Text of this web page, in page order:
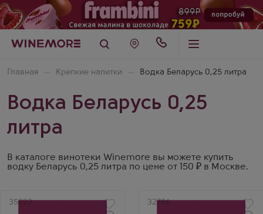
Главная Крепкие напитки Водка Беларусь 0,25 литра
Водка Беларусь 0,25
литра
В каталоге винотеки Winemore вы можете купить
водку Беларусь 0,25 литра по цене от 150 ₽ в Москве.
Артикул
35923 Артикул
32786